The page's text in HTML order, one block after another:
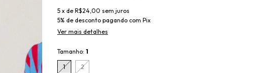
5 x de R$24,00 sem juros
5% de desconto pagando com Pix
Ver mais detalhes
Tamanho: 1
1 2